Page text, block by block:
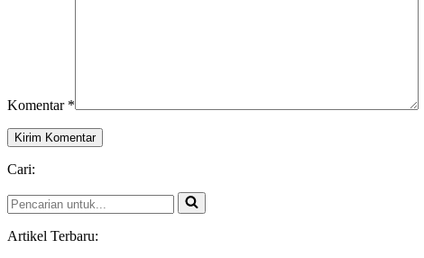
Komentar *
Cari:
Pencarian
untuk...
Artikel Terbaru: